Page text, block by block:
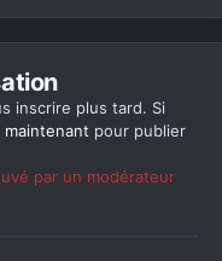
inscrire plus tard. Si
pour publier
par un modérateur